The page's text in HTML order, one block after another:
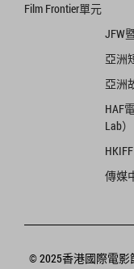
Film Frontier單元
JFW
亞洲
亞洲
HAF
Lab）
傳媒
© 2025香港國際電